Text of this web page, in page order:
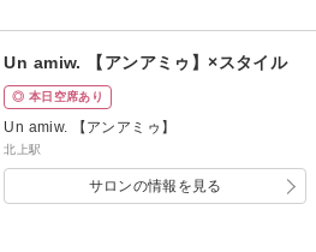
Un amiw. 【アンアミゥ】×スタイル
◎ 本日空席あり
Un amiw. 【アンアミゥ】
北上駅
サロンの情報を見る